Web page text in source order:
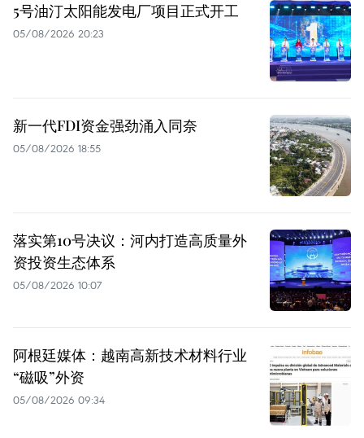
5号油汀太阳能发电厂项目正式开工
05/08/2026 20:23
新一代FDI资金强劲涌入同奈
05/08/2026 18:55
落实第10号决议：河内打造高质量外
资投资生态体系
05/08/2026 10:07
阿根廷媒体：越南高新技术材料行业
“磁吸”外资
05/08/2026 09:34